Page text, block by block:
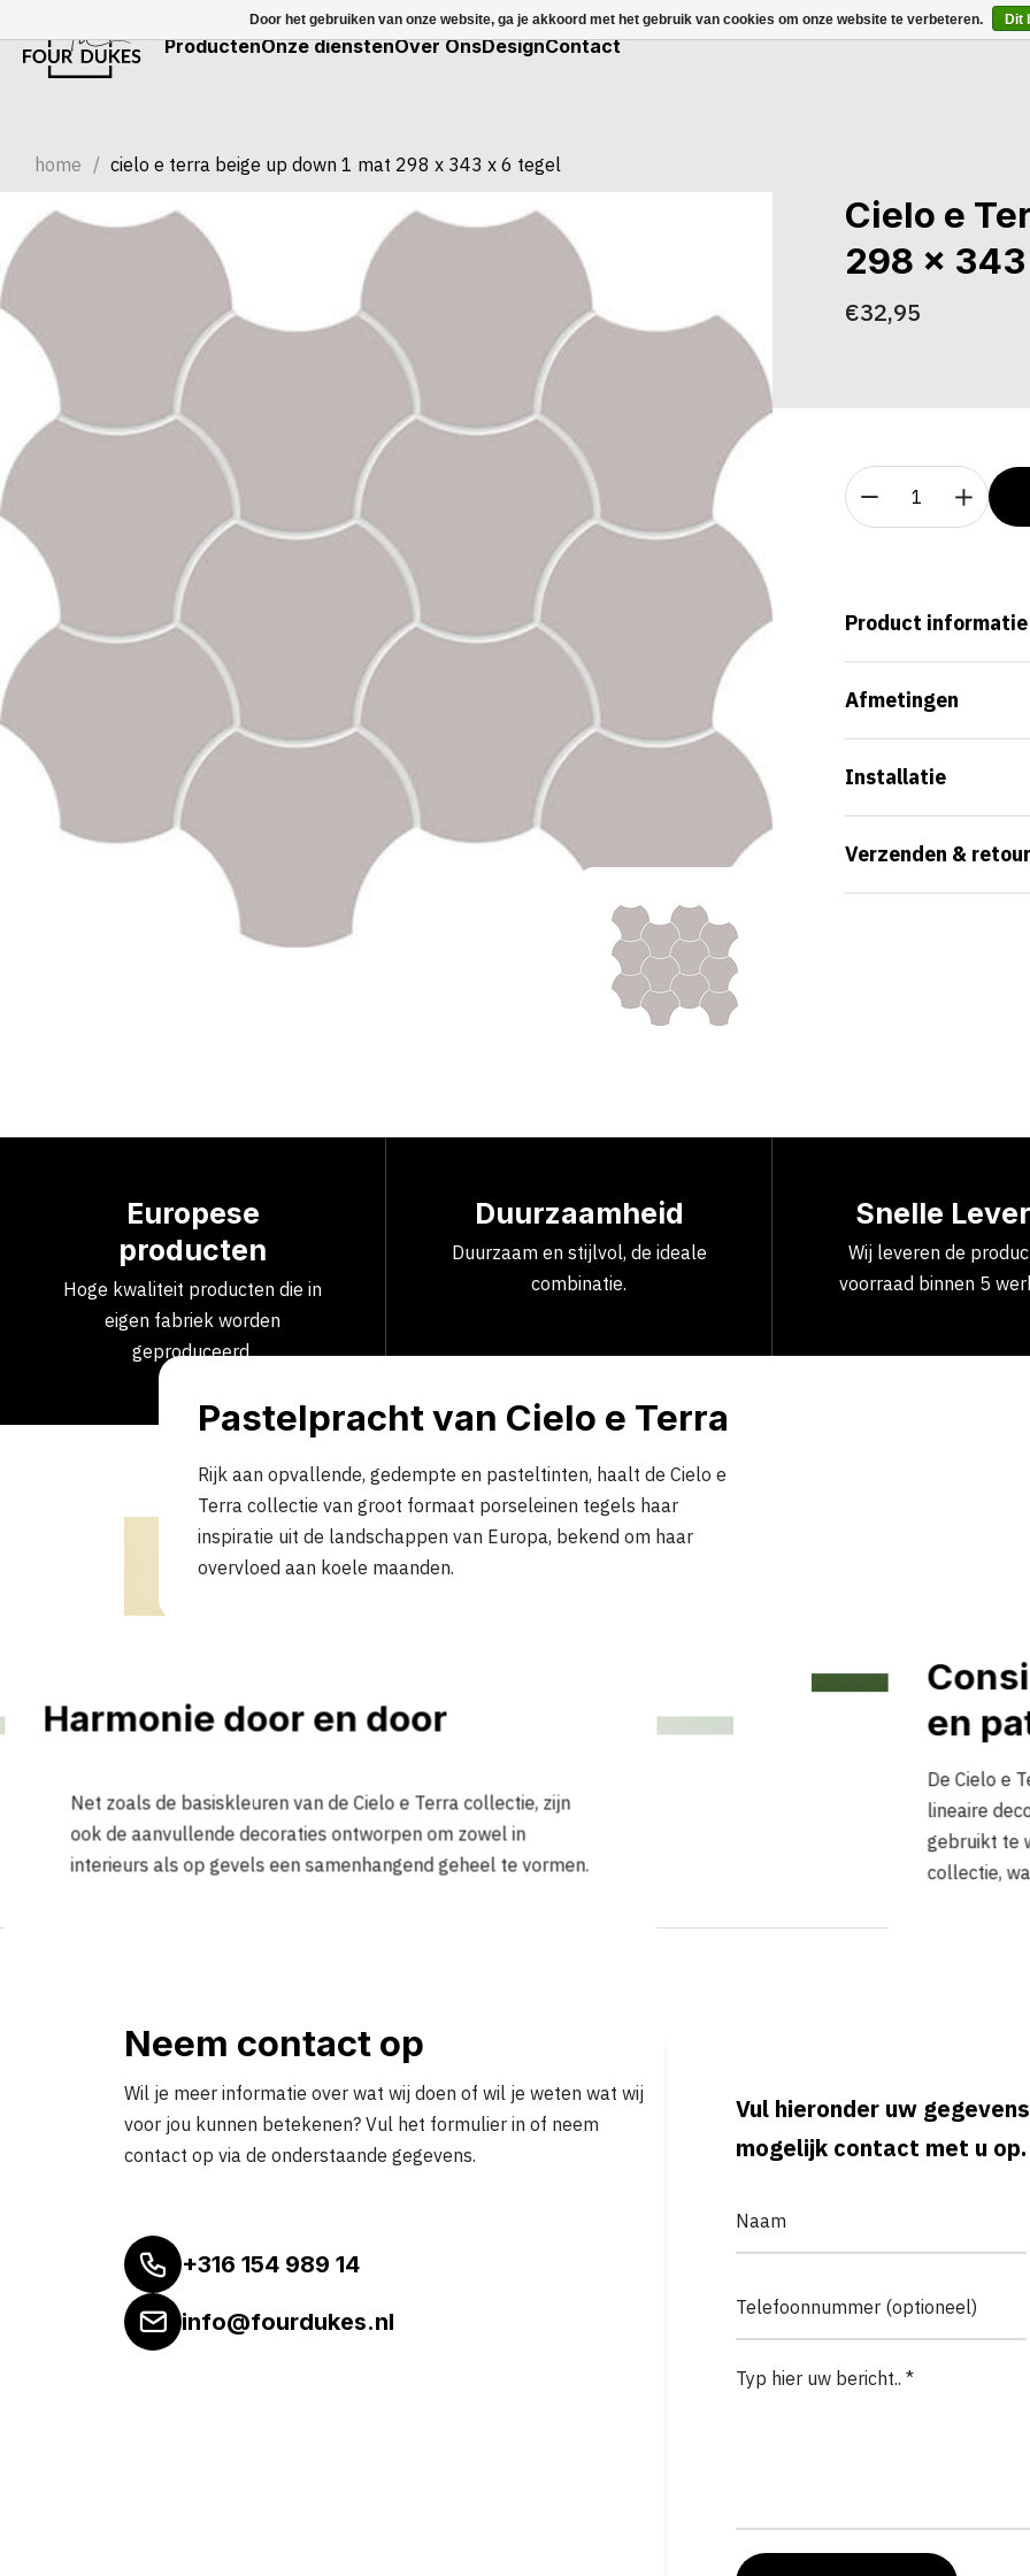
ProductenOnze dienstenOver OnsDesignContact
home / cielo e terra beige up down 1 mat 298 x 343 x 6 tegel
Cielo e
298 x
€32,95
Product informatie
Afmetingen
Installatie
Verzenden &
Europese
producten
Hoge kwaliteit producten die in
eigen fabriek worden
geproduceerd.
Duurzaamheid
Duurzaam en stijlvol, de ideale
combinatie.
Snelle
Wij leveren de
voorraad binnen 5
Pastelpracht van Cielo e Terra
Rijk aan opvallende, gedempte en pasteltinten, haalt de Cielo e
Terra collectie van groot formaat porseleinen tegels haar
inspiratie uit de landschappen van Europa, bekend om haar
overvloed aan koele maanden.
en
De Cielo e
lineaire
gebruikt te
collectie,
Harmonie door en door
Net zoals de basiskleuren van de Cielo e Terra collectie, zijn
ook de aanvullende decoraties ontworpen om zowel in
interieurs als op gevels een samenhangend geheel te vormen.
Neem contact op
Wil je meer informatie over wat wij doen of wil je weten wat wij
voor jou kunnen betekenen? Vul het formulier in of neem
contact op via de onderstaande gegevens.
+316 154 989 14
info@fourdukes.nl
Vul hieronder uw
mogelijk contact met u op.
Door het gebruiken van onze website, ga je akkoord met het gebruik van cookies om onze website te verbeteren. Dit